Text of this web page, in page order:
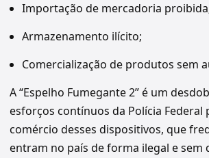
Importação de mercadoria
Armazenamento ilícito;
Comercialização de produtos sem
A “Espelho Fumegante 2” é um
esforços contínuos da Polícia Federal
comércio desses dispositivos, que
entram no país de forma ilegal e sem